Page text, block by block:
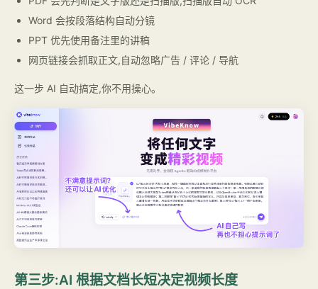
Word 会按段落结构自动分镜
PPT 优先使用备注里的讲稿
网页链接会抓取正文,自动忽略广告 / 评论 / 导航
这一步 AI 自动搞定,你不用操心。
第三步:AI 根据文档长短决定视频长度